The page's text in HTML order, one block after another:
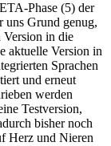
Phase (5) der
uns Grund genug,
Version in die
aktuelle Version in
Sprachen
und erneut
werden
Testversion,
bisher noch
Herz und Nieren